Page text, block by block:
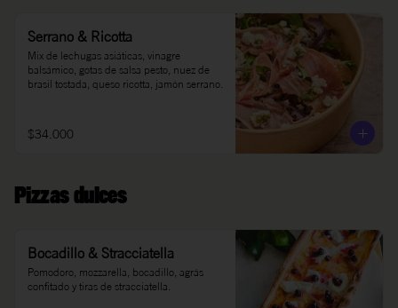
Serrano & Ricotta
Mix de lechugas asiáticas, vinagre
balsámico, gotas de salsa pesto, nuez de
brasil tostada, queso ricotta, jamón serrano.
$34.000
Pizzas dulces
Bocadillo & Stracciatella
Pomodoro, mozzarella, bocadillo, agrás
confitado y tiras de stracciatella.